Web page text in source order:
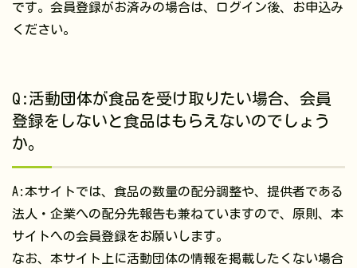
です。会員登録がお済みの場合は、ログイン後、お申込み
ください。
Q:活動団体が食品を受け取りたい場合、会員
登録をしないと食品はもらえないのでしょう
か。
A:本サイトでは、食品の数量の配分調整や、提供者である
法人・企業への配分先報告も兼ねていますので、原則、本
サイトへの会員登録をお願いします。
なお、本サイト上に活動団体の情報を掲載したくない場合